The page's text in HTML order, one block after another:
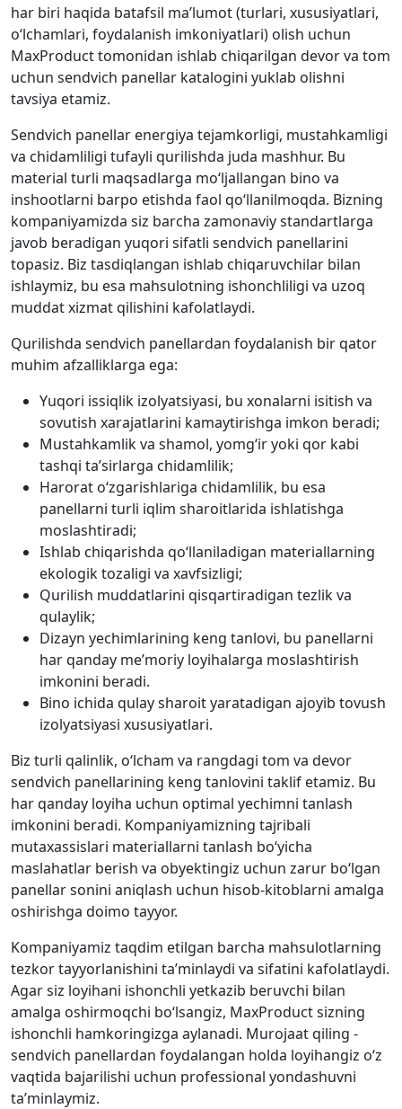
har biri haqida batafsil ma’lumot (turlari, xususiyatlari,
o‘lchamlari, foydalanish imkoniyatlari) olish uchun
MaxProduct tomonidan ishlab chiqarilgan devor va tom
uchun sendvich panellar katalogini yuklab olishni
tavsiya etamiz.
Sendvich panellar energiya tejamkorligi, mustahkamligi
va chidamliligi tufayli qurilishda juda mashhur. Bu
material turli maqsadlarga mo‘ljallangan bino va
inshootlarni barpo etishda faol qo‘llanilmoqda. Bizning
kompaniyamizda siz barcha zamonaviy standartlarga
javob beradigan yuqori sifatli sendvich panellarini
topasiz. Biz tasdiqlangan ishlab chiqaruvchilar bilan
ishlaymiz, bu esa mahsulotning ishonchliligi va uzoq
muddat xizmat qilishini kafolatlaydi.
Qurilishda sendvich panellardan foydalanish bir qator
muhim afzalliklarga ega:
Yuqori issiqlik izolyatsiyasi, bu xonalarni isitish va
sovutish xarajatlarini kamaytirishga imkon beradi;
Mustahkamlik va shamol, yomg‘ir yoki qor kabi
tashqi ta’sirlarga chidamlilik;
Harorat o‘zgarishlariga chidamlilik, bu esa
panellarni turli iqlim sharoitlarida ishlatishga
moslashtiradi;
Ishlab chiqarishda qo‘llaniladigan materiallarning
ekologik tozaligi va xavfsizligi;
Qurilish muddatlarini qisqartiradigan tezlik va
qulaylik;
Dizayn yechimlarining keng tanlovi, bu panellarni
har qanday me’moriy loyihalarga moslashtirish
imkonini beradi.
Bino ichida qulay sharoit yaratadigan ajoyib tovush
izolyatsiyasi xususiyatlari.
Biz turli qalinlik, o‘lcham va rangdagi tom va devor
sendvich panellarining keng tanlovini taklif etamiz. Bu
har qanday loyiha uchun optimal yechimni tanlash
imkonini beradi. Kompaniyamizning tajribali
mutaxassislari materiallarni tanlash bo‘yicha
maslahatlar berish va obyektingiz uchun zarur bo‘lgan
panellar sonini aniqlash uchun hisob-kitoblarni amalga
oshirishga doimo tayyor.
Kompaniyamiz taqdim etilgan barcha mahsulotlarning
tezkor tayyorlanishini ta’minlaydi va sifatini kafolatlaydi.
Agar siz loyihani ishonchli yetkazib beruvchi bilan
amalga oshirmoqchi bo‘lsangiz, MaxProduct sizning
ishonchli hamkoringizga aylanadi. Murojaat qiling -
sendvich panellardan foydalangan holda loyihangiz o‘z
vaqtida bajarilishi uchun professional yondashuvni
ta’minlaymiz.